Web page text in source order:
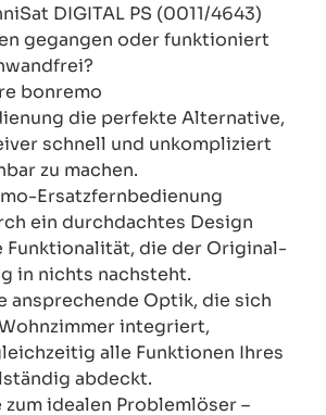
DIGITAL PS (0011/4643)
gegangen oder funktioniert
bonremo
die perfekte Alternative,
schnell und unkompliziert
zu machen.
Ersatzfernbedienung
ein durchdachtes Design
Funktionalität, die der Original-
in nichts nachsteht.
ansprechende Optik, die sich
integriert,
alle Funktionen Ihres
abdeckt.
zum idealen Problemlöser –